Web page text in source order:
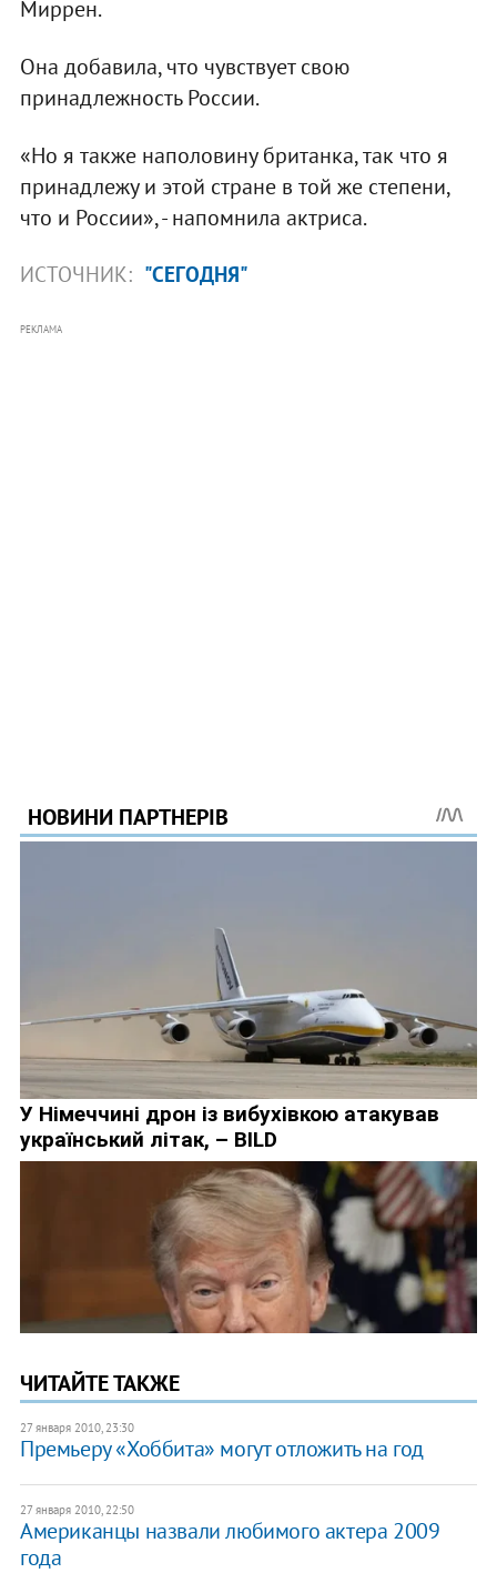
Миррен.
Она добавила, что чувствует свою
принадлежность России.
«Но я также наполовину британка, так что я
принадлежу и этой стране в той же степени,
что и России», - напомнила актриса.
ИСТОЧНИК: "СЕГОДНЯ"
РЕКЛАМА
ЧИТАЙТЕ ТАКЖЕ
27 января 2010, 23:30
Премьеру «Хоббита» могут отложить на год
27 января 2010, 22:50
Американцы назвали любимого актера 2009
года